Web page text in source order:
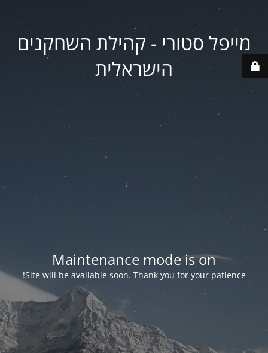
מייפל סטורי - קהילת השחקנים
הישראלית
Maintenance mode is on
Site will be available soon. Thank you for your patience!